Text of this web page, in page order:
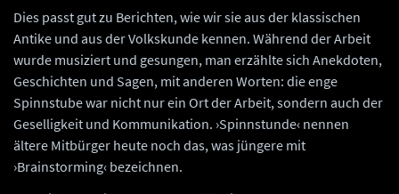
Dies passt gut zu Berichten, wie wir sie aus der klassischen
Antike und aus der Volkskunde kennen. Während der Arbeit
wurde musiziert und gesungen, man erzählte sich Anekdoten,
Geschichten und Sagen, mit anderen Worten: die enge
Spinnstube war nicht nur ein Ort der Arbeit, sondern auch der
Geselligkeit und Kommunikation. ›Spinnstunde‹ nennen
ältere Mitbürger heute noch das, was jüngere mit
›Brainstorming‹ bezeichnen.